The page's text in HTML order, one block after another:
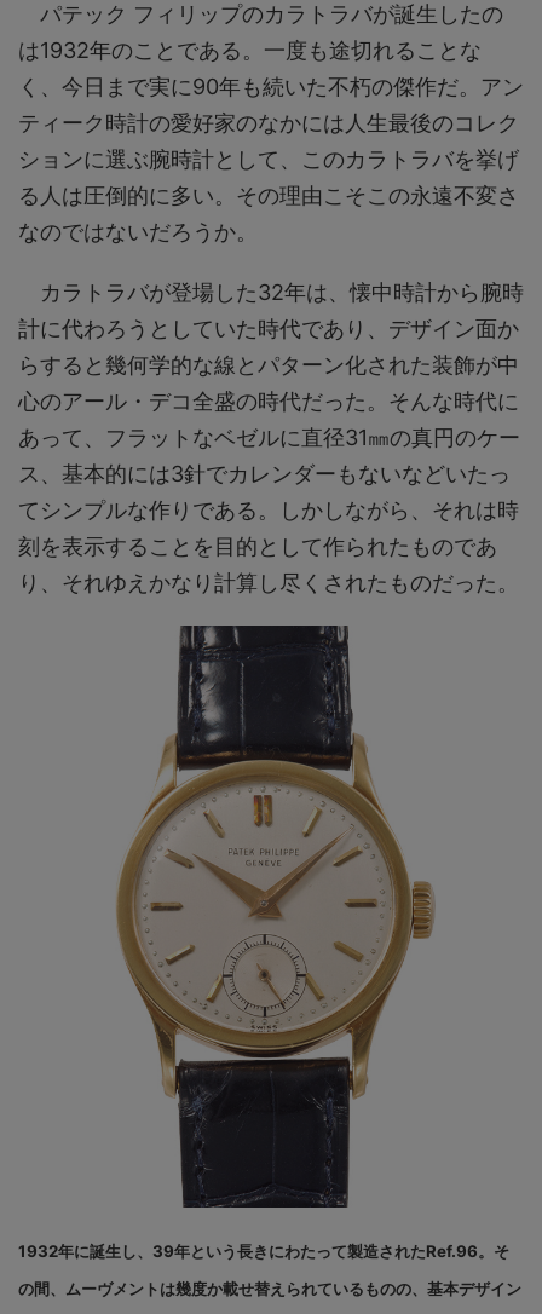
パテック フィリップのカラトラバが誕生したの
は1932年のことである。一度も途切れることな
く、今日まで実に90年も続いた不朽の傑作だ。アン
ティーク時計の愛好家のなかには人生最後のコレク
ションに選ぶ腕時計として、このカラトラバを挙げ
る人は圧倒的に多い。その理由こそこの永遠不変さ
なのではないだろうか。
カラトラバが登場した32年は、懐中時計から腕時
計に代わろうとしていた時代であり、デザイン面か
らすると幾何学的な線とパターン化された装飾が中
心のアール・デコ全盛の時代だった。そんな時代に
あって、フラットなベゼルに直径31㎜の真円のケー
ス、基本的には3針でカレンダーもないなどいたっ
てシンプルな作りである。しかしながら、それは時
刻を表示することを目的として作られたものであ
り、それゆえかなり計算し尽くされたものだった。
1932年に誕生し、39年という長きにわたって製造されたRef.96。そ
の間、ムーヴメントは幾度か載せ替えられているものの、基本デザイン